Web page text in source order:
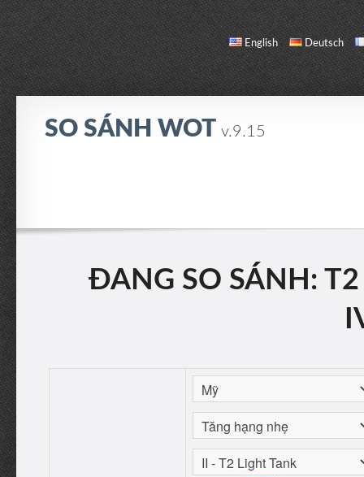
English Deutsch
SO SÁNH WOT v.9.15
ĐANG SO SÁNH: